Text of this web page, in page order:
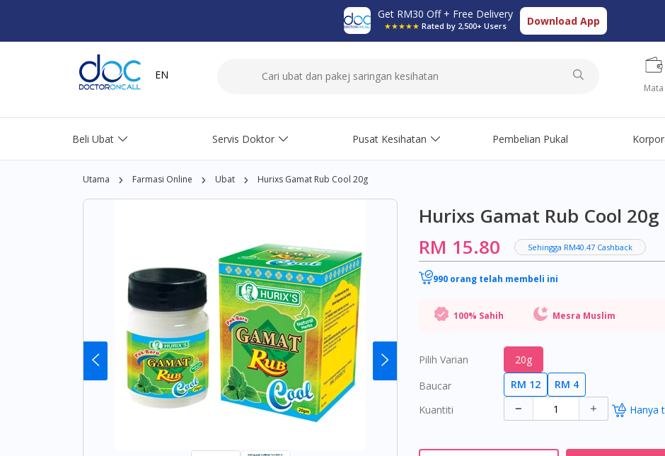
Get RM30 Off + Free Delivery
★★★★★ Rated by 2,500+ Users Download App
EN
Mata
Beli Ubat Servis Doktor Pusat Kesihatan Pembelian Pukal
Utama Farmasi Online Ubat Hurixs Gamat Rub Cool 20g
Hurixs Gamat Rub Cool 20g
RM 15.80
Sehingga RM40.47 Cashback
990 orang telah membeli ini
100% Sahih Mesra Muslim
Pilih Varian
20g
Baucar
RM 12
RM 4
Kuantiti
Hanya